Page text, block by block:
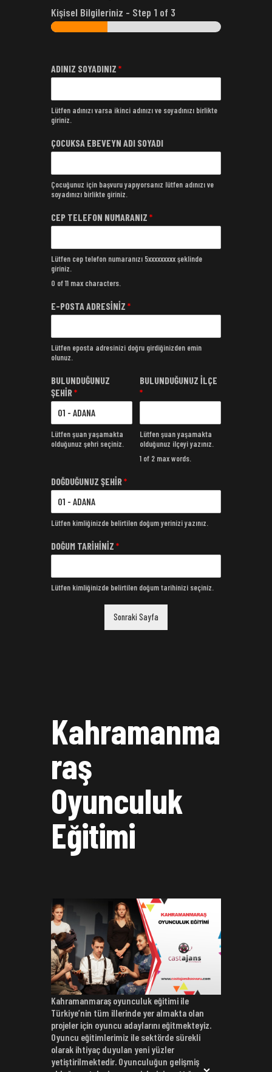
Kişisel Bilgileriniz - Step 1 of 3
ADINIZ SOYADINIZ *
Lütfen adınızı varsa ikinci adınızı ve soyadınızı birlikte
giriniz.
ÇOCUKSA EBEVEYN ADI SOYADI
Çocuğunuz için başvuru yapıyorsanız lütfen adınızı ve
soyadınızı birlikte giriniz.
CEP TELEFON NUMARANIZ *
Lütfen cep telefon numaranızı 5xxxxxxxxx şeklinde
giriniz.
0 of 11 max characters.
E-POSTA ADRESİNİZ *
Lütfen eposta adresinizi doğru girdiğinizden emin
olunuz.
BULUNDUĞUNUZ
ŞEHİR*
Lütfen şuan yaşamakta
olduğunuz şehri seçiniz.
BULUNDUĞUNUZ İLÇE
*
Lütfen şuan yaşamakta
olduğunuz ilçeyi yazınız.
1 of 2 max words.
DOĞDUĞUNUZ ŞEHİR*
Lütfen kimliğinizde belirtilen doğum yerinizi yazınız.
DOĞUM TARİHİNİZ *
Lütfen kimliğinizde belirtilen doğum tarihinizi seçiniz.
Sonraki Sayfa
Kahramanma
raş
Oyunculuk
Eğitimi
Kahramanmaraş oyunculuk eğitimi ile
Türkiye’nin tüm illerinde yer almakta olan
projeler için oyuncu adaylarını eğitmekteyiz.
Oyuncu eğitimlerimiz ile sektörde sürekli
olarak ihtiyaç duyulan yeni yüzler
yetiştirilmektedir. Oyunculuğun gelişmiş